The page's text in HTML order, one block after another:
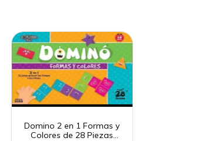
Domino 2 en 1 Formas y
Colores de 28 Piezas